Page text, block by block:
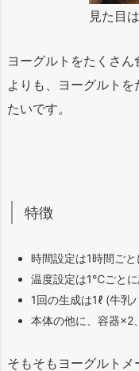
見た目
ヨーグルトをたくさ
よりも、ヨーグルト
たいです。
特徴
時間設定は1時間ご
温度設定は1℃ごと
1回の生成は1ℓ (牛乳
本体の他に、容器×2
そもそもヨーグルトメ